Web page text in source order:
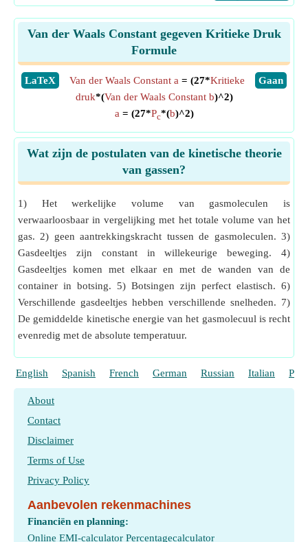
Van der Waals Constant gegeven Kritieke Druk
Formule
​LaTeX ​Gaan
Van der Waals Constant a = (27*Kritieke
druk*(Van der Waals Constant b)^2)
a = (27*Pc*(b)^2)
Wat zijn de postulaten van de kinetische theorie
van gassen?
1) Het werkelijke volume van gasmoleculen is
verwaarloosbaar in vergelijking met het totale volume van het
gas. 2) geen aantrekkingskracht tussen de gasmoleculen. 3)
Gasdeeltjes zijn constant in willekeurige beweging. 4)
Gasdeeltjes komen met elkaar en met de wanden van de
container in botsing. 5) Botsingen zijn perfect elastisch. 6)
Verschillende gasdeeltjes hebben verschillende snelheden. 7)
De gemiddelde kinetische energie van het gasmolecuul is recht
evenredig met de absolute temperatuur.
English Spanish French German Russian Italian
About
Contact
Disclaimer
Terms of Use
Privacy Policy
Aanbevolen rekenmachines
Financiën en planning:
Online EMI-calculator Percentagecalculator